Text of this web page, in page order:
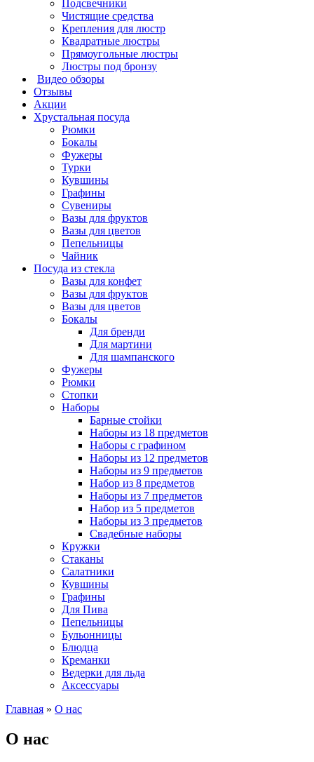
Подсвечники
Чистящие средства
Крепления для люстр
Квадратные люстры
Прямоугольные люстры
Люстры под бронзу
Видео обзоры
Отзывы
Акции
Хрустальная посуда
Рюмки
Бокалы
Фужеры
Турки
Кувшины
Графины
Сувениры
Вазы для фруктов
Вазы для цветов
Пепельницы
Чайник
Посуда из стекла
Вазы для конфет
Вазы для фруктов
Вазы для цветов
Бокалы
Для бренди
Для мартини
Для шампанского
Фужеры
Рюмки
Стопки
Наборы
Барные стойки
Наборы из 18 предметов
Наборы с графином
Наборы из 12 предметов
Наборы из 9 предметов
Набор из 8 предметов
Наборы из 7 предметов
Набор из 5 предметов
Наборы из 3 предметов
Свадебные наборы
Кружки
Стаканы
Салатники
Кувшины
Графины
Для Пива
Пепельницы
Бульонницы
Блюдца
Креманки
Ведерки для льда
Аксессуары
Главная » О нас
О нас